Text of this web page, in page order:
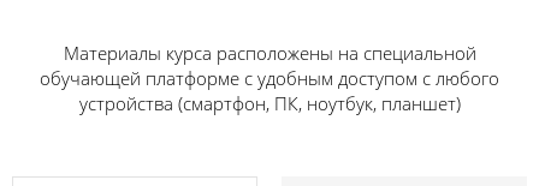
Материалы курса расположены на специальной
обучающей платформе с удобным доступом с любого
устройства (смартфон, ПК, ноутбук, планшет)